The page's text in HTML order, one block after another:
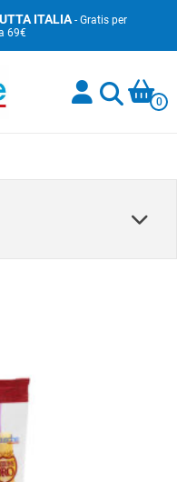
ITALIA- Gratis per
69€
0